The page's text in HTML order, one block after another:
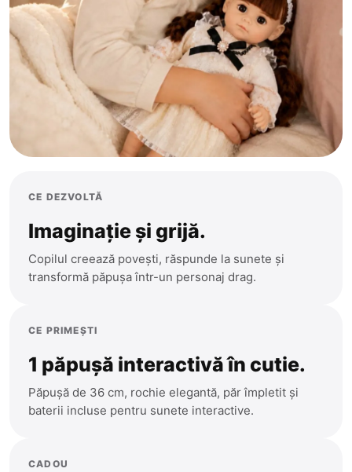
CE DEZVOLTĂ
Imaginație și grijă.
Copilul creează povești, răspunde la sunete și
transformă păpușa într-un personaj drag.
CE PRIMEȘTI
1 păpușă interactivă în cutie.
Păpușă de 36 cm, rochie elegantă, păr împletit și
baterii incluse pentru sunete interactive.
CADOU